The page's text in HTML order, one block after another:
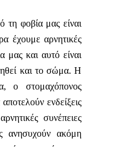
τη φοβία μας είναι
έχουμε αρνητικές
μας και αυτό είναι
και το σώμα. Η
ο στομαχόπονος
ενδείξεις
συνέπειες
ανησυχούν ακόμη